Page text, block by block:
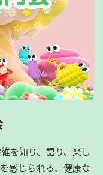
を知り、語り、楽し
感じられる、健康な